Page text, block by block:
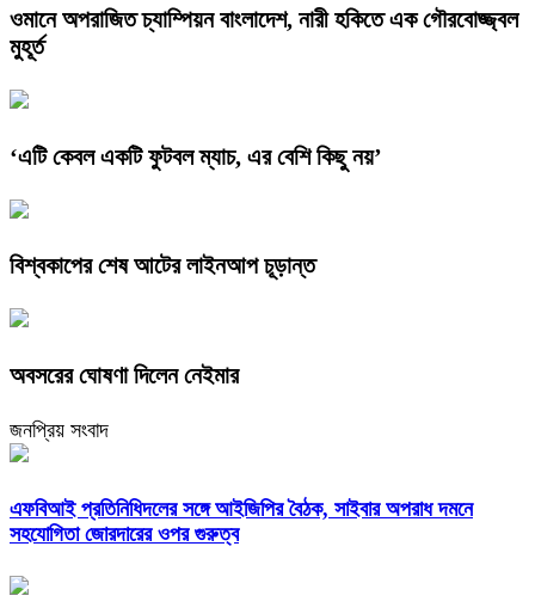
ওমানে অপরাজিত চ্যাম্পিয়ন বাংলাদেশ, নারী হকিতে এক গৌরবোজ্জ্বল
মুহূর্ত
‘এটি কেবল একটি ফুটবল ম্যাচ, এর বেশি কিছু নয়’
বিশ্বকাপের শেষ আটের লাইনআপ চূড়ান্ত
অবসরের ঘোষণা দিলেন নেইমার
জনপ্রিয় সংবাদ
এফবিআই প্রতিনিধিদলের সঙ্গে আইজিপির বৈঠক, সাইবার অপরাধ দমনে
সহযোগিতা জোরদারের ওপর গুরুত্ব